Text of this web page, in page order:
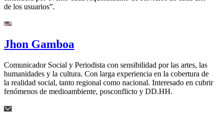
de los usuarios”.
Jhon Gamboa
Comunicador Social y Periodista con sensibilidad por las artes, las
humanidades y la cultura. Con larga experiencia en la cobertura de
la realidad social, tanto regional como nacional. Interesado en cubrir
fenómenos de medioambiente, posconflicto y DD.HH.